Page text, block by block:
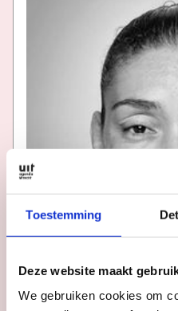
Toestemming
Deze website maakt
We gebruiken cookies om